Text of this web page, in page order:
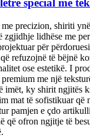
special me
precizion, shiriti
zgjidhje lidhëse me
për
refuzojnë të bëjnë
ose estetikë. I
premium me një
imët, ky shirit ngjitës
mat të sofistikuar që
pamjen e çdo
që ofron ngjitje të